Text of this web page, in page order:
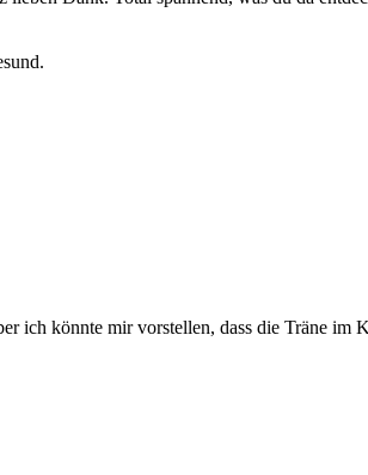
ich könnte mir vorstellen, dass die Träne